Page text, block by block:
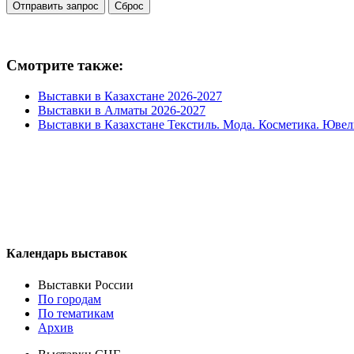
Смотрите также:
Выставки в Казахстане 2026-2027
Выставки в Алматы 2026-2027
Выставки в Казахстане Текстиль. Мода. Косметика.
Календарь выставок
Выставки России
По городам
По тематикам
Архив